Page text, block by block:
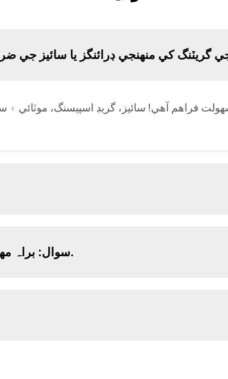
گريٽنگ کي منهنجي ڊرائنگز يا سائيز
فراهم آهي! سائيز، گريڊ اسپيسنگ، موٽائي ۽
سوال: براہ مهرباني پنهنجي قيمت جي فهرست موڪليو.